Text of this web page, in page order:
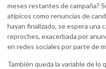
meses restantes de campaña?
atípicos como renuncias de
hayan finalizado, se espera una
reproches, exacerbada por
en redes sociales por parte de
También queda la variable de lo